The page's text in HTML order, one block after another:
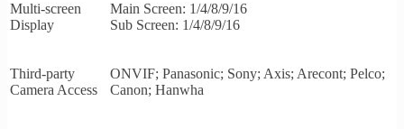
Multi-screen
Display
Main Screen: 1/4/8/9/16
Sub Screen: 1/4/8/9/16
Third-party
Camera Access
ONVIF; Panasonic; Sony; Axis; Arecont; Pelco;
Canon; Hanwha